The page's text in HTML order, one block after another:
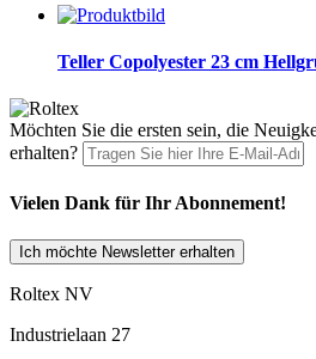
Teller Copolyester 23 cm
Möchten Sie die ersten sein, die
erhalten?
Vielen Dank für Ihr Abonnement!
Ich möchte Newsletter erhalten
Roltex NV
Industrielaan 27